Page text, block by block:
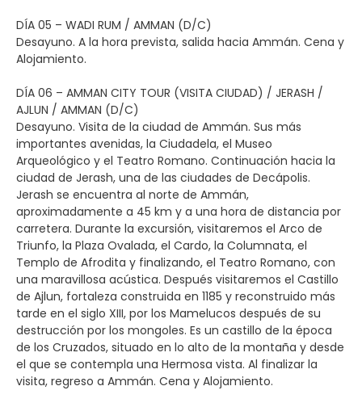
DÍA 05 – WADI RUM / AMMAN (D/C)
Desayuno. A la hora prevista, salida hacia Ammán. Cena y
Alojamiento.
DÍA 06 – AMMAN CITY TOUR (VISITA CIUDAD) / JERASH /
AJLUN / AMMAN (D/C)
Desayuno. Visita de la ciudad de Ammán. Sus más
importantes avenidas, la Ciudadela, el Museo
Arqueológico y el Teatro Romano. Continuación hacia la
ciudad de Jerash, una de las ciudades de Decápolis.
Jerash se encuentra al norte de Ammán,
aproximadamente a 45 km y a una hora de distancia por
carretera. Durante la excursión, visitaremos el Arco de
Triunfo, la Plaza Ovalada, el Cardo, la Columnata, el
Templo de Afrodita y finalizando, el Teatro Romano, con
una maravillosa acústica. Después visitaremos el Castillo
de Ajlun, fortaleza construida en 1185 y reconstruido más
tarde en el siglo XIII, por los Mamelucos después de su
destrucción por los mongoles. Es un castillo de la época
de los Cruzados, situado en lo alto de la montaña y desde
el que se contempla una Hermosa vista. Al finalizar la
visita, regreso a Ammán. Cena y Alojamiento.